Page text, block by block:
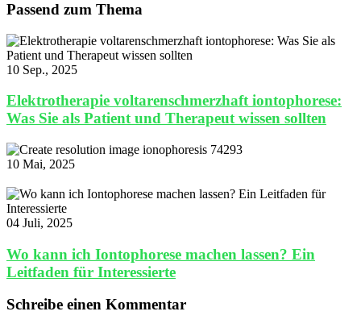
Passend zum Thema
10 Sep., 2025
Elektrotherapie voltarenschmerzhaft iontophorese:
Was Sie als Patient und Therapeut wissen sollten
10 Mai, 2025
04 Juli, 2025
Wo kann ich Iontophorese machen lassen? Ein
Leitfaden für Interessierte
Schreibe einen Kommentar